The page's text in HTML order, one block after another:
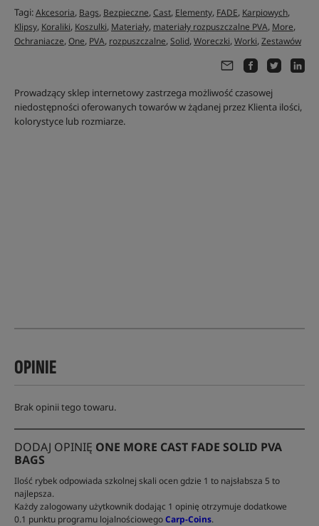
Tagi:Akcesoria, Bags, Bezpieczne,Cast, Elementy, FADE, Karpiowych,
Klipsy, Koraliki, Koszulki, Materiały, materiały rozpuszczalne PVA, More,
Ochraniacze,One, PVA, rozpuszczalne,Solid,Woreczki,Worki,Zestawów
Prowadzący sklep internetowy zastrzega możliwość czasowej
niedostępności oferowanych towarów w żądanej przez Klienta ilości,
kolorystyce lub rozmiarze.
OPINIE
Brak opinii tego towaru.
DODAJ OPINIĘ ONE MORE CAST FADE SOLID PVA
BAGS
Ilość rybek odpowiada szkolnej skali ocen gdzie 1 to najsłabsza 5 to
najlepsza.
Każdy zalogowany użytkownik dodając 1 opinię otrzymuje dodatkowe
0.1 punktu programu lojalnościowegoCarp-Coins.